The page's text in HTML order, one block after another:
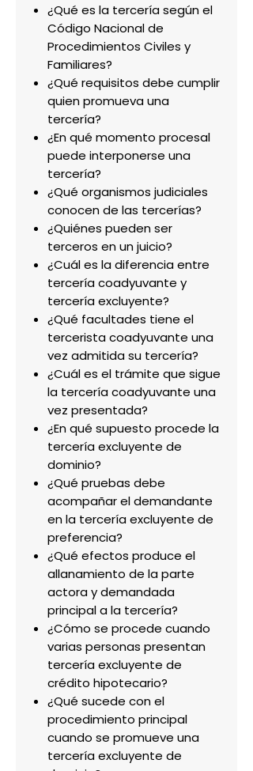
¿Qué es la tercería según el
Código Nacional de
Procedimientos Civiles y
Familiares?
¿Qué requisitos debe cumplir
quien promueva una
tercería?
¿En qué momento procesal
puede interponerse una
tercería?
¿Qué organismos judiciales
conocen de las tercerías?
¿Quiénes pueden ser
terceros en un juicio?
¿Cuál es la diferencia entre
tercería coadyuvante y
tercería excluyente?
¿Qué facultades tiene el
tercerista coadyuvante una
vez admitida su tercería?
¿Cuál es el trámite que sigue
la tercería coadyuvante una
vez presentada?
¿En qué supuesto procede la
tercería excluyente de
dominio?
¿Qué pruebas debe
acompañar el demandante
en la tercería excluyente de
preferencia?
¿Qué efectos produce el
allanamiento de la parte
actora y demandada
principal a la tercería?
¿Cómo se procede cuando
varias personas presentan
tercería excluyente de
crédito hipotecario?
¿Qué sucede con el
procedimiento principal
cuando se promueve una
tercería excluyente de